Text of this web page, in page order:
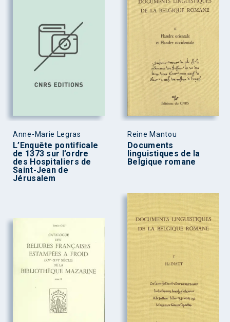
Anne-Marie Legras
L’Enquête pontificale
de 1373 sur l’ordre
des Hospitaliers de
Saint-Jean de
Jérusalem
Reine Mantou
Documents
linguistiques de la
Belgique romane